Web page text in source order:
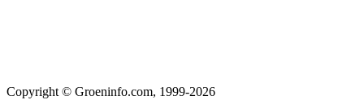
Copyright © Groeninfo.com, 1999-2026